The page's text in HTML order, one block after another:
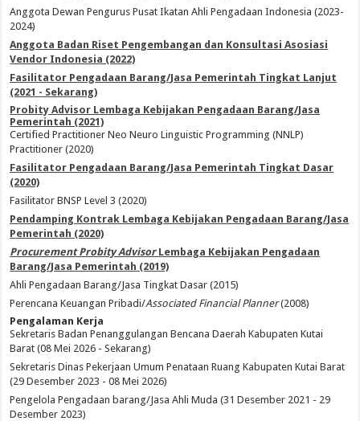
Anggota Dewan Pengurus Pusat Ikatan Ahli Pengadaan Indonesia (2023-
2024)
Anggota Badan Riset Pengembangan dan Konsultasi Asosiasi
Vendor Indonesia (2022)
Fasilitator Pengadaan Barang/Jasa Pemerintah Tingkat Lanjut
(2021 - Sekarang)
Probity Advisor Lembaga Kebijakan Pengadaan Barang/Jasa
Pemerintah (2021)
Certified Practitioner Neo Neuro Linguistic Programming (NNLP)
Practitioner (2020)
Fasilitator Pengadaan Barang/Jasa Pemerintah Tingkat Dasar
(2020)
Fasilitator BNSP Level 3 (2020)
Pendamping Kontrak Lembaga Kebijakan Pengadaan Barang/Jasa
Pemerintah (2020)
Procurement Probity Advisor Lembaga Kebijakan Pengadaan
Barang/Jasa Pemerintah (2019)
Ahli Pengadaan Barang/Jasa Tingkat Dasar (2015)
Perencana Keuangan Pribadi/Associated Financial Planner(2008)
Pengalaman Kerja
Sekretaris Badan Penanggulangan Bencana Daerah Kabupaten Kutai
Barat (08 Mei 2026 - Sekarang)
Sekretaris Dinas Pekerjaan Umum Penataan Ruang Kabupaten Kutai Barat
(29 Desember 2023 - 08 Mei 2026)
Pengelola Pengadaan barang/Jasa Ahli Muda (31 Desember 2021 - 29
Desember 2023)